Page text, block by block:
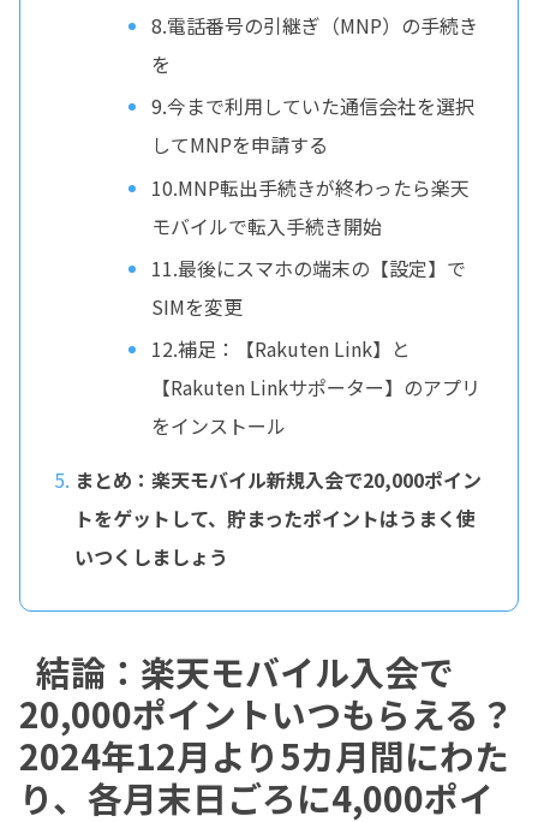
8.電話番号の引継ぎ（MNP）の手続き
を
9.今まで利用していた通信会社を選択
してMNPを申請する
10.MNP転出手続きが終わったら楽天
モバイルで転入手続き開始
11.最後にスマホの端末の【設定】で
SIMを変更
12.補足：【Rakuten Link】と
【Rakuten Linkサポーター】のアプリ
をインストール
まとめ：楽天モバイル新規入会で20,000ポイン
トをゲットして、貯まったポイントはうまく使
いつくしましょう
結論：楽天モバイル入会で
20,000ポイントいつもらえる？
2024年12月より5カ月間にわた
り、各月末日ごろに4,000ポイ